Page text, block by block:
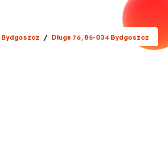
Bydgoszcz / Długa 76, 85-034 Bydgoszcz